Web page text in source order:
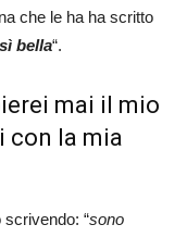
che le ha ha scritto
bella“.
mai il mio
con la mia
scrivendo: “sono